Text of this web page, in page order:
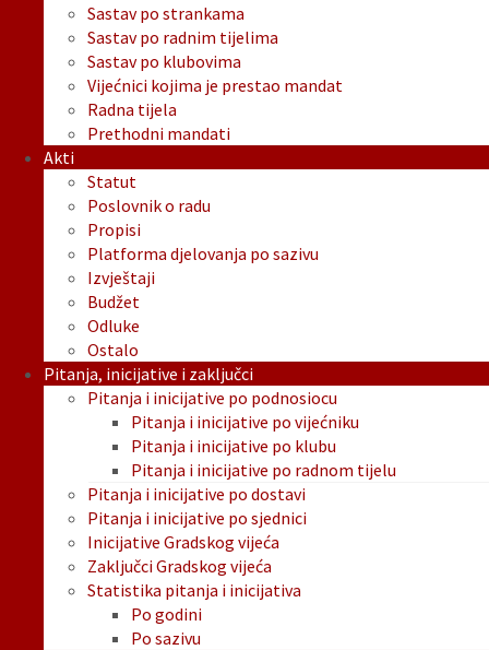
Sastav po strankama
Sastav po radnim tijelima
Sastav po klubovima
Vijećnici kojima je prestao mandat
Radna tijela
Prethodni mandati
Akti
Statut
Poslovnik o radu
Propisi
Platforma djelovanja po sazivu
Izvještaji
Budžet
Odluke
Ostalo
Pitanja, inicijative i zaključci
Pitanja i inicijative po podnosiocu
Pitanja i inicijative po vijećniku
Pitanja i inicijative po klubu
Pitanja i inicijative po radnom tijelu
Pitanja i inicijative po dostavi
Pitanja i inicijative po sjednici
Inicijative Gradskog vijeća
Zaključci Gradskog vijeća
Statistika pitanja i inicijativa
Po godini
Po sazivu